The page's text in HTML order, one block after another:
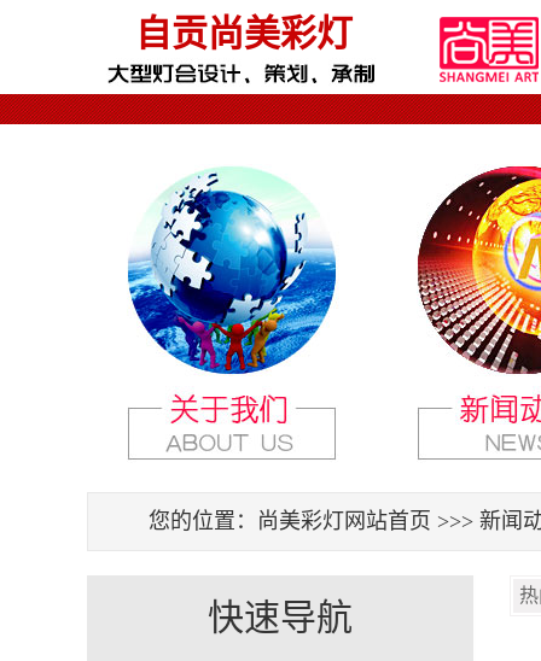
自贡尚美彩灯
您的位置： 尚美彩灯网站首页 >>> 新闻
快速导航